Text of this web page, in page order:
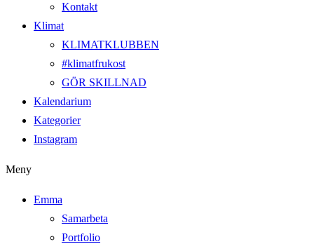
Kontakt
Klimat
KLIMATKLUBBEN
#klimatfrukost
GÖR SKILLNAD
Kalendarium
Kategorier
Instagram
Meny
Emma
Samarbeta
Portfolio